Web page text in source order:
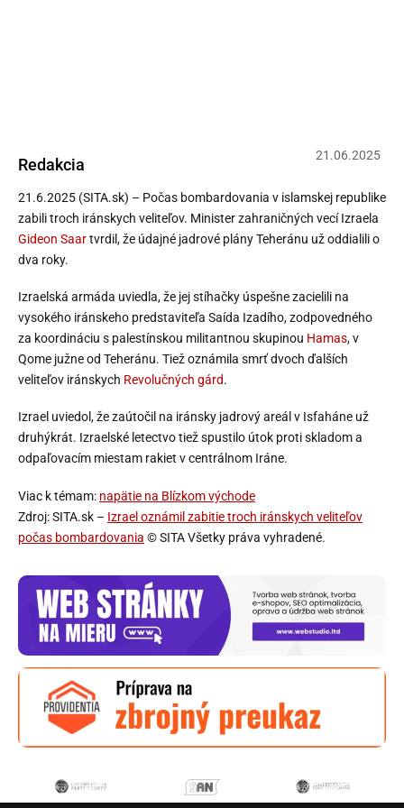
Redakcia 21 .06.2025
21.6.2025 (SITA.sk) – Počas bombardovania v islamskej republike
zabili troch iránskych veliteľov. Minister zahraničných vecí Izraela
Gideon Saartvrdil, že údajné jadrové plány Teheránu už oddialili o
dva roky.
Izraelská armáda uviedla, že jej stíhačky úspešne zacielili na
vysokého iránskeho predstaviteľa Saída Izadího, zodpovedného
za koordináciu s palestínskou militantnou skupinou Hamas, v
Qome južne od Teheránu. Tiež oznámila smrť dvoch ďalších
veliteľov iránskych Revolučných gárd.
Izrael uviedol, že zaútočil na iránsky jadrový areál v Isfaháne už
druhýkrát. Izraelské letectvo tiež spustilo útok proti skladom a
odpaľovacím miestam rakiet v centrálnom Iráne.
Viac k témam: napätie na Blízkom východe
Zdroj: SITA.sk – Izrael oznámil zabitie troch iránskych veliteľov
počas bombardovania © SITA Všetky práva vyhradené.